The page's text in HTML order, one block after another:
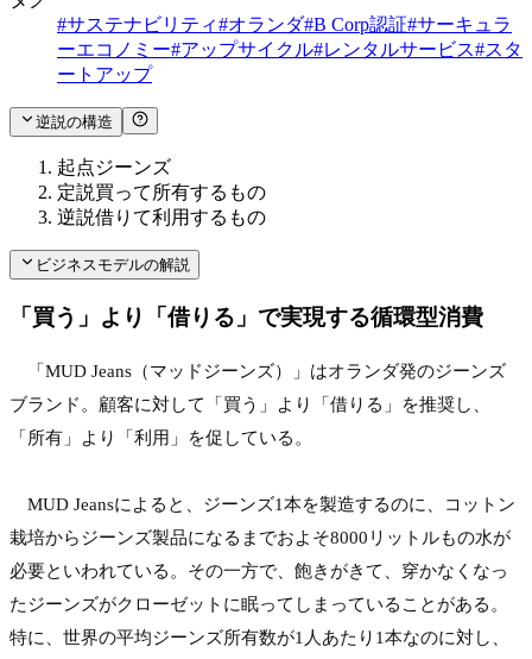
#サステナビリティ#オランダ#B Corp認証#サーキュラ
ーエコノミー#アップサイクル#レンタルサービス#スタ
ートアップ
逆説の構造
起点ジーンズ
定説買って所有するもの
逆説借りて利用するもの
ビジネスモデルの解説
「買う」より「借りる」で実現する循環型消費
「MUD Jeans（マッドジーンズ）」はオランダ発のジーンズ
ブランド。顧客に対して「買う」より「借りる」を推奨し、
「所有」より「利用」を促している。
MUD Jeansによると、ジーンズ1本を製造するのに、コットン
栽培からジーンズ製品になるまでおよそ8000リットルもの水が
必要といわれている。その一方で、飽きがきて、穿かなくなっ
たジーンズがクローゼットに眠ってしまっていることがある。
特に、世界の平均ジーンズ所有数が1人あたり1本なのに対し、